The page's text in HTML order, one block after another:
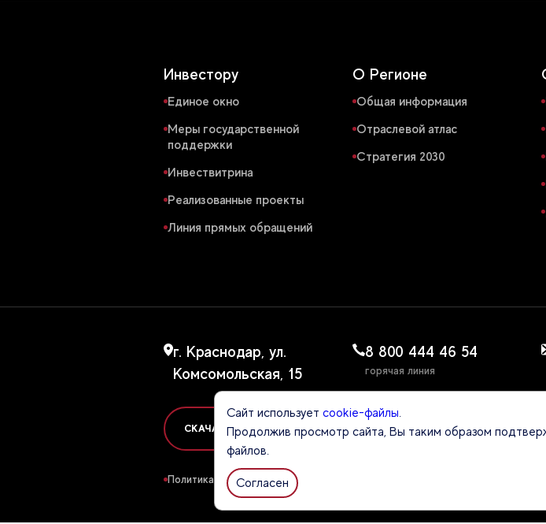
Инвестору
Единое окно
Меры государственной
поддержки
Инвествитрина
Реализованные проекты
Линия прямых обращений
О Регионе
Общая информация
Отраслевой атлас
Стратегия 2030
г. Краснодар, ул.
Комсомольская, 15
8 800 444 46 54
горячая линия
СКАЧАТЬ ПРЕЗЕНТАЦИЮ ОБ АГЕНТСТВЕ
Политика конфиденциальности
Сайт использует cookie-файлы.
Продолжив просмотр сайта, Вы таким образом
файлов.
Согласен